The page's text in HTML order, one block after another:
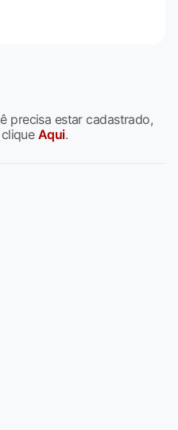
precisa estar cadastrado,
Aqui.